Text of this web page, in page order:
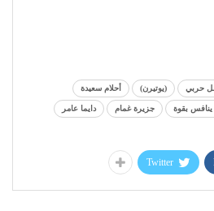
حربي (يوتيرن) أحلام سعيدة
ينافس بقوة جزيرة غمام دايما عامر
Twitter